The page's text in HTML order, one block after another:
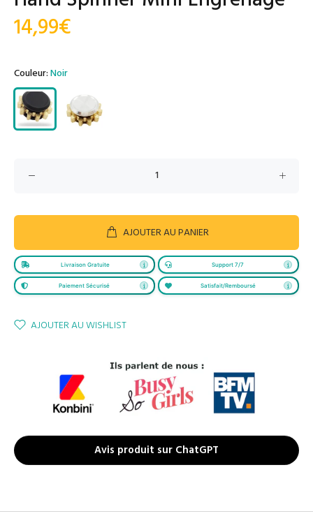
14,99€
Couleur:Noir
AJOUTER AU PANIER
Livraison Gratuite Support 7/7
Paiement Sécurisé Satisfait/Remboursé
AJOUTER AU WISHLIST
Avis produit sur ChatGPT